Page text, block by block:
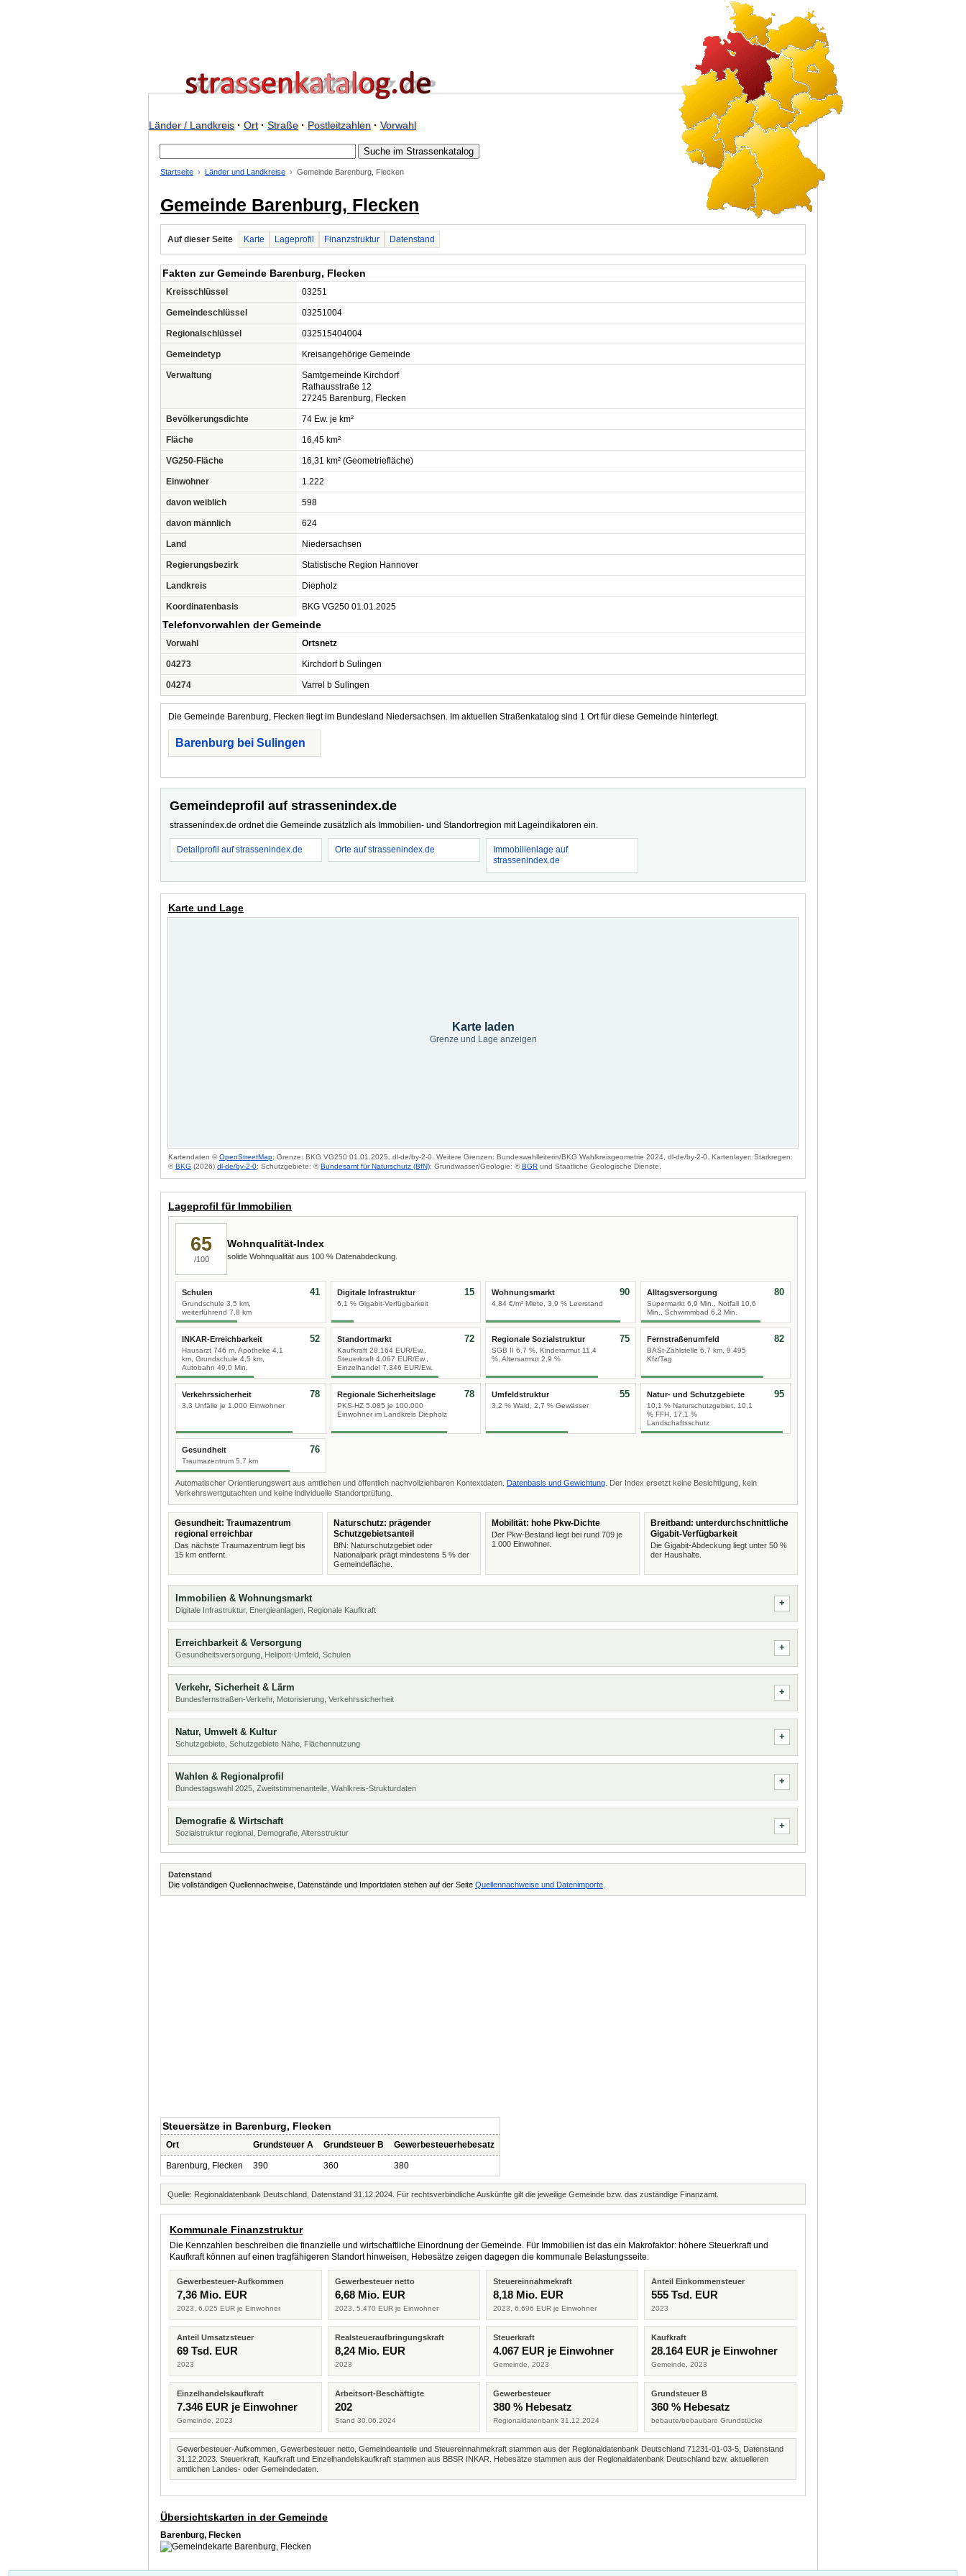
Länder / Landkreis· Ort· Straße· Postleitzahlen· Vorwahl
Startseite Länder und Landkreise Gemeinde Barenburg, Flecken
Gemeinde Barenburg, Flecken
Auf dieser Seite Karte Lageprofil Finanzstruktur Datenstand
Fakten zur Gemeinde Barenburg, Flecken
Kreisschlüssel 03251
Gemeindeschlüssel 03251004
Regionalschlüssel 032515404004
Gemeindetyp Kreisangehörige Gemeinde
Verwaltung
Samtgemeinde Kirchdorf
Rathausstraße 12
27245 Barenburg, Flecken
Bevölkerungsdichte 74 Ew. je km²
Fläche 16,45 km²
VG250-Fläche 16,31 km² (Geometriefläche)
Einwohner 1.222
davon weiblich 598
davon männlich 624
Land Niedersachsen
Regierungsbezirk Statistische Region Hannover
Landkreis Diepholz
Koordinatenbasis BKG VG250 01.01.2025
Telefonvorwahlen der Gemeinde
Vorwahl Ortsnetz
04273 Kirchdorf b Sulingen
04274 Varrel b Sulingen
Die Gemeinde Barenburg, Flecken liegt im Bundesland Niedersachsen. Im aktuellen Straßenkatalog sind 1 Ort für diese Gemeinde hinterlegt.
Barenburg bei Sulingen
Gemeindeprofil auf strassenindex.de
strassenindex.de ordnet die Gemeinde zusätzlich als Immobilien- und Standortregion mit Lageindikatoren ein.
Detailprofil auf strassenindex.de Orte auf strassenindex.de
Immobilienlage auf
strassenindex.de
Karte und Lage
Karte laden
Grenze und Lage anzeigen
Kartendaten ©OpenStreetMap; Grenze: BKG VG250 01.01.2025, dl-de/by-2-0. Weitere Grenzen: Bundeswahlleiterin/BKG Wahlkreisgeometrie 2024, dl-de/by-2-0. Kartenlayer: Starkregen:
©BKG (2026) dl-de/by-2-0; Schutzgebiete: ©Bundesamt für Naturschutz (BfN); Grundwasser/Geologie: ©BGR und Staatliche Geologische Dienste.
Lageprofil für Immobilien
65
/100
Wohnqualität-Index
solide Wohnqualität aus 100 % Datenabdeckung.
Schulen
Grundschule 3,5 km,
weiterführend 7,8 km
41 Digitale Infrastruktur
6,1 % Gigabit-Verfügbarkeit
15 Wohnungsmarkt
4,84 €/m² Miete, 3,9 % Leerstand
90 Alltagsversorgung
Supermarkt 6,9 Min., Notfall 10,6
Min., Schwimmbad 6,2 Min.
80
INKAR-Erreichbarkeit
Hausarzt 746 m, Apotheke 4,1
km, Grundschule 4,5 km,
Autobahn 49,0 Min.
52 Standortmarkt
Kaufkraft 28.164 EUR/Ew.,
Steuerkraft 4.067 EUR/Ew.,
Einzelhandel 7.346 EUR/Ew.
72 Regionale Sozialstruktur
SGB II 6,7 %, Kinderarmut 11,4
%, Altersarmut 2,9 %
75 Fernstraßenumfeld
BASt-Zählstelle 6,7 km, 9.495
Kfz/Tag
82
Verkehrssicherheit
3,3 Unfälle je 1.000 Einwohner
78 Regionale Sicherheitslage
PKS-HZ 5.085 je 100.000
Einwohner im Landkreis Diepholz
78 Umfeldstruktur
3,2 % Wald, 2,7 % Gewässer
55 Natur- und Schutzgebiete
10,1 % Naturschutzgebiet, 10,1
% FFH, 17,1 %
Landschaftsschutz
95
Gesundheit
Traumazentrum 5,7 km
76
Automatischer Orientierungswert aus amtlichen und öffentlich nachvollziehbaren Kontextdaten. Datenbasis und Gewichtung . Der Index ersetzt keine Besichtigung, kein
Verkehrswertgutachten und keine individuelle Standortprüfung.
Gesundheit: Traumazentrum
regional erreichbar
Das nächste Traumazentrum liegt bis
15 km entfernt.
Naturschutz: prägender
Schutzgebietsanteil
BfN: Naturschutzgebiet oder
Nationalpark prägt mindestens 5 % der
Gemeindefläche.
Mobilität: hohe Pkw-Dichte
Der Pkw-Bestand liegt bei rund 709 je
1.000 Einwohner.
Breitband: unterdurchschnittliche
Gigabit-Verfügbarkeit
Die Gigabit-Abdeckung liegt unter 50 %
der Haushalte.
Immobilien & Wohnungsmarkt
Digitale Infrastruktur, Energieanlagen, Regionale Kaufkraft
Erreichbarkeit & Versorgung
Gesundheitsversorgung, Heliport-Umfeld, Schulen
Verkehr, Sicherheit & Lärm
Bundesfernstraßen-Verkehr, Motorisierung, Verkehrssicherheit
Natur, Umwelt & Kultur
Schutzgebiete, Schutzgebiete Nähe, Flächennutzung
Wahlen & Regionalprofil
Bundestagswahl 2025, Zweitstimmenanteile, Wahlkreis-Strukturdaten
Demografie & Wirtschaft
Sozialstruktur regional, Demografie, Altersstruktur
Datenstand
Die vollständigen Quellennachweise, Datenstände und Importdaten stehen auf der Seite Quellennachweise und Datenimporte
Steuersätze in Barenburg, Flecken
Ort Grundsteuer A Grundsteuer B Gewerbesteuerhebesatz
Barenburg, Flecken 390 360 380
Quelle: Regionaldatenbank Deutschland, Datenstand 31.12.2024. Für rechtsverbindliche Auskünfte gilt die jeweilige Gemeinde bzw. das zuständige Finanzamt.
Kommunale Finanzstruktur
Die Kennzahlen beschreiben die finanzielle und wirtschaftliche Einordnung der Gemeinde. Für Immobilien ist das ein Makrofaktor: höhere Steuerkraft und
Kaufkraft können auf einen tragfähigeren Standort hinweisen, Hebesätze zeigen dagegen die kommunale Belastungsseite.
Gewerbesteuer-Aufkommen
7,36 Mio. EUR
2023, 6.025 EUR je Einwohner
Gewerbesteuer netto
6,68 Mio. EUR
2023, 5.470 EUR je Einwohner
Steuereinnahmekraft
8,18 Mio. EUR
2023, 6.696 EUR je Einwohner
Anteil Einkommensteuer
555 Tsd. EUR
2023
Anteil Umsatzsteuer
69 Tsd. EUR
2023
Realsteueraufbringungskraft
8,24 Mio. EUR
2023
Steuerkraft
4.067 EUR je Einwohner
Gemeinde, 2023
Kaufkraft
28.164 EUR je Einwohner
Gemeinde, 2023
Einzelhandelskaufkraft
7.346 EUR je Einwohner
Gemeinde, 2023
Arbeitsort-Beschäftigte
202
Stand 30.06.2024
Gewerbesteuer
380 % Hebesatz
Regionaldatenbank 31.12.2024
Grundsteuer B
360 % Hebesatz
bebaute/bebaubare Grundstücke
Gewerbesteuer-Aufkommen, Gewerbesteuer netto, Gemeindeanteile und Steuereinnahmekraft stammen aus der Regionaldatenbank Deutschland 71231-01-03-5, Datenstand
31.12.2023. Steuerkraft, Kaufkraft und Einzelhandelskaufkraft stammen aus BBSR INKAR. Hebesätze stammen aus der Regionaldatenbank Deutschland bzw. aktuelleren
amtlichen Landes- oder Gemeindedaten.
Übersichtskarten in der Gemeinde
Barenburg, Flecken